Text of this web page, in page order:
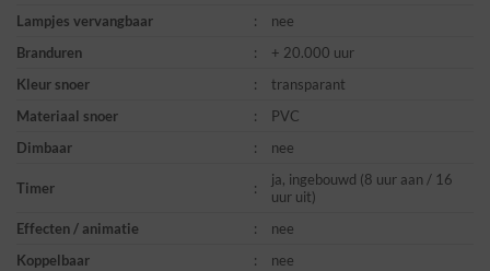
Lampjes vervangbaar
:
nee
Branduren
:
+ 20.000 uur
Kleur snoer
:
transparant
Materiaal snoer
:
PVC
Dimbaar
: nee
Timer :
ja, ingebouwd (8 uur aan / 16
uur uit)
Effecten / animatie
:
nee
Koppelbaar
:
nee